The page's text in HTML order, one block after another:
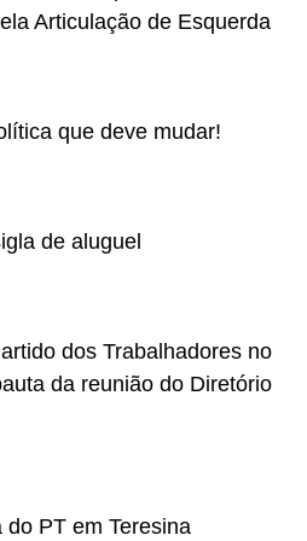
Articulação de Esquerda
que deve mudar!
de aluguel
dos Trabalhadores no
da reunião do Diretório
PT em Teresina